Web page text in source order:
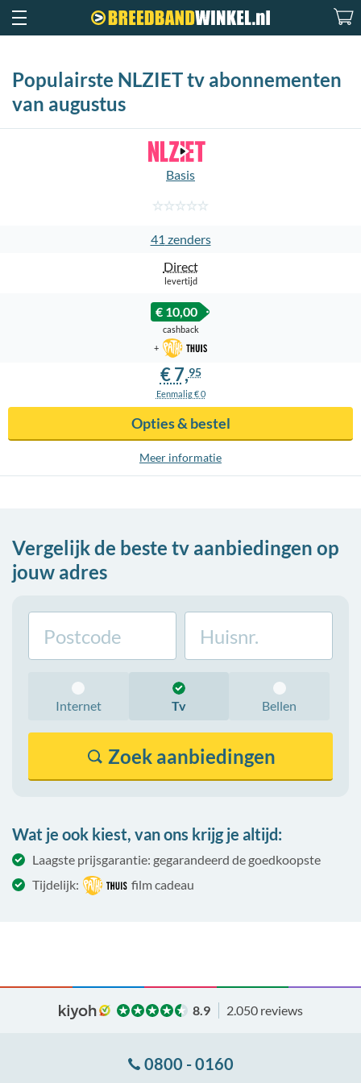
Populairste NLZIET tv abonnementen
van augustus
Basis
41
Direct
levertijd
€ 10,00
cashback
+
€ 7,95
Eenmalig € 0
Opties & bestel
Meer informatie
Vergelijk de beste tv aanbiedingen op
jouw adres
Internet Tv Bellen
Zoek aanbiedingen
Wat je ook kiest, van ons krijg je altijd:
Laagste prijsgarantie: gegarandeerd de goedkoopste
Tijdelijk:
film cadeau
8.9 2.050 reviews
0800 - 0160